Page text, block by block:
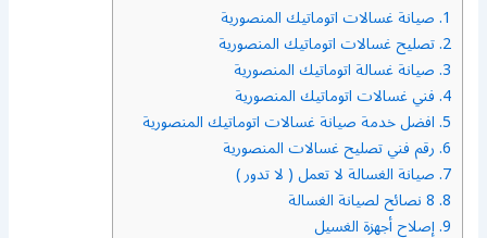
1. صيانة غسالات اتوماتيك المنصورية
2. تصليح غسالات اتوماتيك المنصورية
3. صيانة غسالة اتوماتيك المنصورية
4. فني غسالات اتوماتيك المنصورية
5. افضل خدمة صيانة غسالات اتوماتيك المنصورية
6. رقم فني تصليح غسالات المنصورية
7. صيانة الغسالة لا تعمل ( لا تدور )
8.
9. إصلاح أجهزة الغسيل